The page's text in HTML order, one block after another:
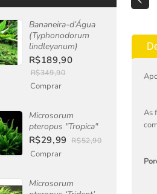
Bananeira-d’Água
(Typhonodorum
lindleyanum)
R$189,90
R$349,90
Comprar
Microsorum
pteropus "Tropica"
R$29,99 R$52,90
Comprar
Microsorum
As